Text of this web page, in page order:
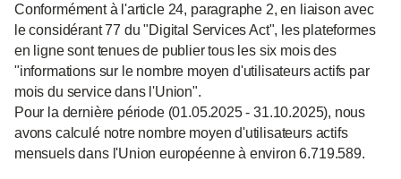
Conformément à l'article 24, paragraphe 2, en liaison avec
le considérant 77 du "Digital Services Act", les plateformes
en ligne sont tenues de publier tous les six mois des
"informations sur le nombre moyen d'utilisateurs actifs par
mois du service dans l'Union".
Pour la dernière période (01.05.2025 - 31.10.2025), nous
avons calculé notre nombre moyen d'utilisateurs actifs
mensuels dans l'Union européenne à environ 6.719.589.